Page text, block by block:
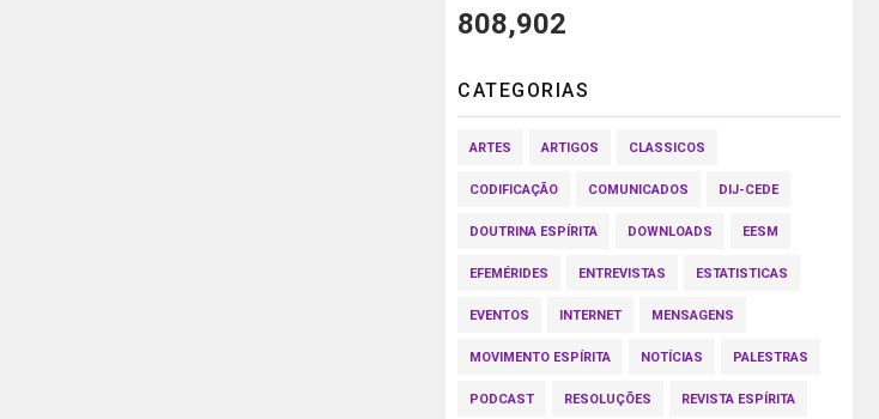
808,902
CATEGORIAS
ARTES ARTIGOS CLASSICOS
CODIFICAÇÃO COMUNICADOS DIJ-CEDE
DOUTRINA ESPÍRITA DOWNLOADS EESM
EFEMÉRIDES ENTREVISTAS ESTATISTICAS
EVENTOS INTERNET MENSAGENS
MOVIMENTO ESPÍRITA NOTÍCIAS PALESTRAS
PODCAST RESOLUÇÕES REVISTA ESPÍRITA